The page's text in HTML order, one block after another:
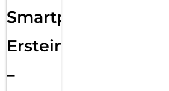
Smartphone
Ersteinrichtung
–